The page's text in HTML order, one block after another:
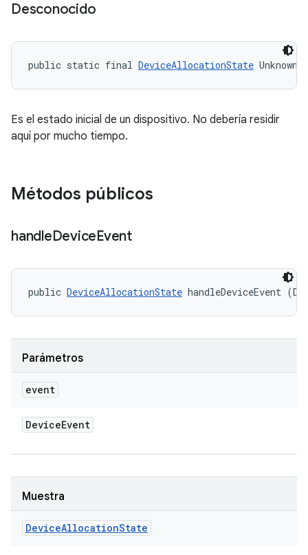
Desconocido
public static final DeviceAllocationState Unknown
Es el estado inicial de un dispositivo. No debería residir
aquí por mucho tiempo.
Métodos públicos
handleDeviceEvent
public DeviceAllocationState handleDeviceEvent
Parámetros
event
DeviceEvent
Muestra
DeviceAllocationState